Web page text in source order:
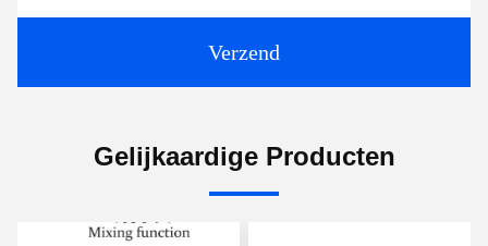
Verzend
Gelijkaardige Producten